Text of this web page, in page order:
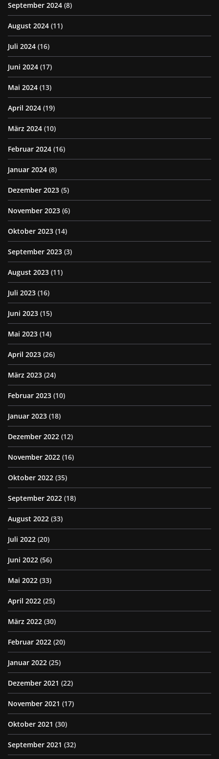
September 2024 (8)
August 2024 (11)
Juli 2024 (16)
Juni 2024 (17)
Mai 2024 (13)
April 2024 (19)
März 2024 (10)
Februar 2024 (16)
Januar 2024 (8)
Dezember 2023 (5)
November 2023 (6)
Oktober 2023 (14)
September 2023 (3)
August 2023 (11)
Juli 2023 (16)
Juni 2023 (15)
Mai 2023 (14)
April 2023 (26)
März 2023 (24)
Februar 2023 (10)
Januar 2023 (18)
Dezember 2022 (12)
November 2022 (16)
Oktober 2022 (35)
September 2022 (18)
August 2022 (33)
Juli 2022 (20)
Juni 2022 (56)
Mai 2022 (33)
April 2022 (25)
März 2022 (30)
Februar 2022 (20)
Januar 2022 (25)
Dezember 2021 (22)
November 2021 (17)
Oktober 2021 (30)
September 2021 (32)